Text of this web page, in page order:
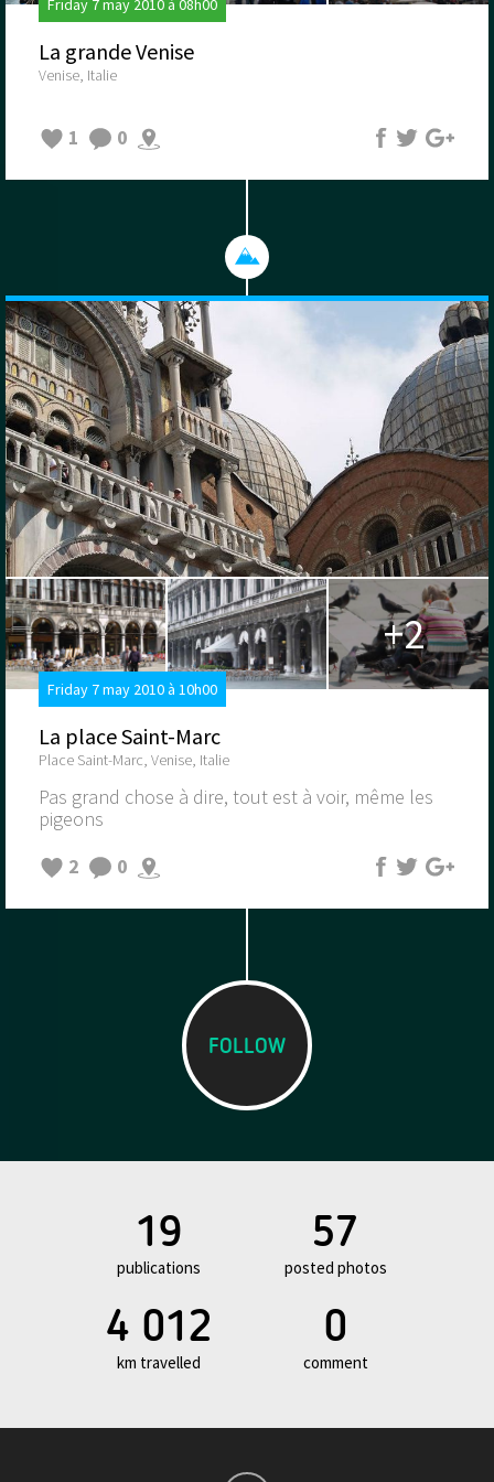
Friday 7 may 2010 à 08h00
La grande Venise
Venise, Italie
1 0
+2
Friday 7 may 2010 à 10h00
La place Saint-Marc
Place Saint-Marc, Venise, Italie
Pas grand chose à dire, tout est à voir, même les
pigeons
2
0
FOLLOW
19
publications
57
posted photos
4 012
km travelled
0
comment